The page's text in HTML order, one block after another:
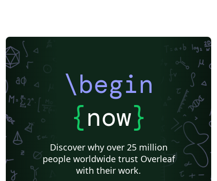
\begin
{now}
Discover why over 25 million
people worldwide trust Overleaf
with their work.